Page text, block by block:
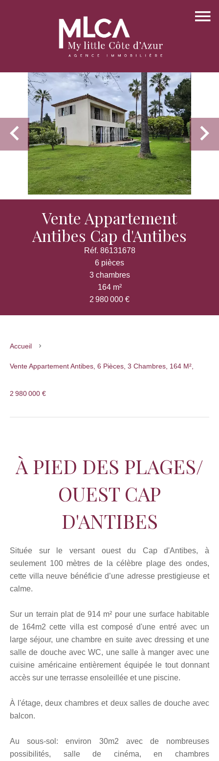
Vente Appartement
Antibes Cap d'Antibes
Réf. 86131678
6 pièces
3 chambres
164 m²
2 980 000 €
Accueil
Vente Appartement Antibes, 6 Pièces, 3 Chambres, 164 M²,
2 980 000 €
À PIED DES PLAGES/
OUEST CAP
D'ANTIBES
Située sur le versant ouest du Cap d'Antibes, à
seulement 100 mètres de la célèbre plage des ondes,
cette villa neuve bénéficie d’une adresse prestigieuse et
calme.
Sur un terrain plat de 914 m² pour une surface habitable
de 164m2 cette villa est composé d'une entré avec un
large séjour, une chambre en suite avec dressing et une
salle de douche avec WC, une salle à manger avec une
cuisine américaine entièrement équipée le tout donnant
accès sur une terrasse ensoleillée et une piscine.
À l'étage, deux chambres et deux salles de douche avec
balcon.
Au sous-sol: environ 30m2 avec de nombreuses
possibilités, salle de cinéma, en chambres